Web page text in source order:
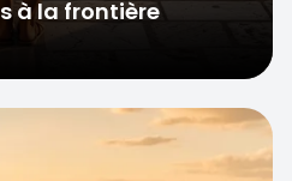
à la frontière